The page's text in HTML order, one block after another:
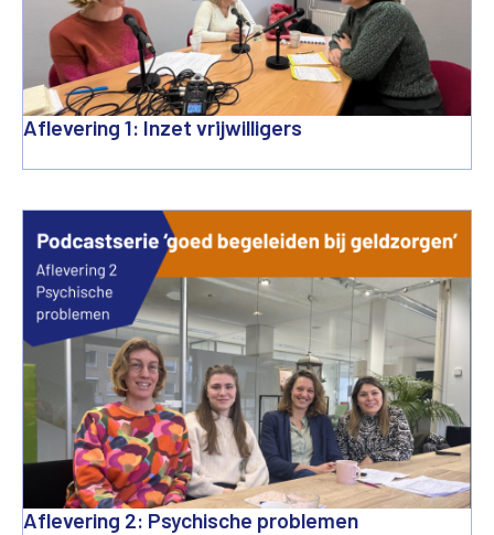
Aflevering 1: Inzet vrijwilligers
Aflevering 2: Psychische problemen